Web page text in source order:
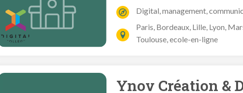
Digital, management,
Paris, Bordeaux, Lille, Lyon,
Toulouse, ecole-en-ligne
Ynov Création &